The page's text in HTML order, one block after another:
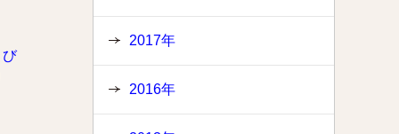
び
2017年
2016年